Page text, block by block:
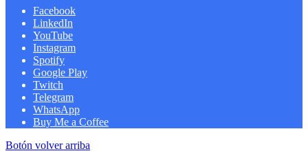
Facebook
LinkedIn
YouTube
Instagram
Spotify
Google Play
Twitch
Telegram
WhatsApp
Buy Me a Coffee
Botón volver arriba